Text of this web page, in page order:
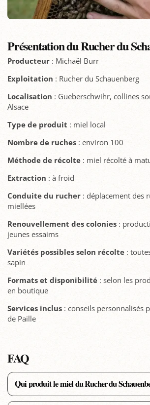
Présentation du Rucher du
Producteur : Michaël Burr
Exploitation : Rucher du Schauenberg
Localisation : Gueberschwihr, collines
Alsace
Type de produit : miel local
Nombre de ruches : environ 100
Méthode de récolte : miel récolté à
Extraction : à froid
Conduite du rucher : déplacement des
miellées
Renouvellement des colonies :
jeunes essaims
Variétés possibles selon récolte :
sapin
Formats et disponibilité : selon les
en boutique
Services inclus : conseils personnalisés
de Paille
FAQ
Qui produit le miel du Rucher du